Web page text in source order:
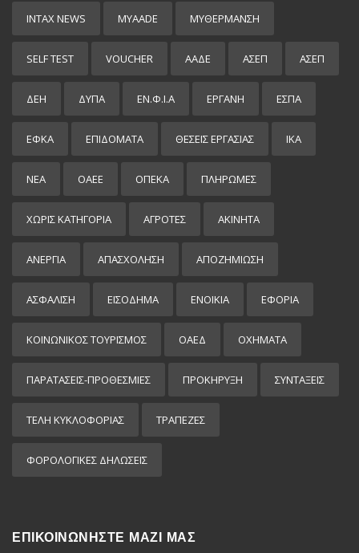
INTAX NEWS MYAADE MYΘΈΡΜΑΝΣΗ
SELF TEST VOUCHER ΑΑΔΕ ΑΣΕΠ ΑΣΕΠ
ΔΕΗ ΔΥΠΑ ΕΝ.Φ.Ι.Α ΕΡΓΑΝΗ ΕΣΠΑ
ΕΦΚΑ ΕΠΙΔΌΜΑΤΑ ΘΕΣΕΙΣ ΕΡΓΑΣΙΑΣ ΙΚΑ
ΝΕΑ ΟΑΕΕ ΟΠΕΚΑ ΠΛΗΡΩΜΕΣ
ΧΩΡΊΣ ΚΑΤΗΓΟΡΊΑ ΑΓΡΟΤΕΣ ΑΚΙΝΗΤΑ
ΑΝΕΡΓΙΑ ΑΠΑΣΧΟΛΗΣΗ ΑΠΟΖΗΜΙΩΣΗ
ΑΣΦΑΛΙΣΗ ΕΙΣΌΔΗΜΑ ΕΝΟΙΚΙΑ ΕΦΟΡΙΑ
ΚΟΙΝΩΝΙΚΟΣ ΤΟΥΡΙΣΜΟΣ ΟΑΕΔ ΟΧΗΜΑΤΑ
ΠΑΡΑΤΑΣΕΙΣ-ΠΡΟΘΕΣΜΙΕΣ ΠΡΟΚΉΡΥΞΗ ΣΥΝΤΑΞΕΙΣ
ΤΕΛΗ ΚΥΚΛΟΦΟΡΙΑΣ ΤΡΑΠΕΖΕΣ
ΦΟΡΟΛΟΓΙΚΕΣ ΔΗΛΩΣΕΙΣ
ΕΠΙΚΟΙΝΩΝΗΣΤΕ ΜΑΖΙ ΜΑΣ